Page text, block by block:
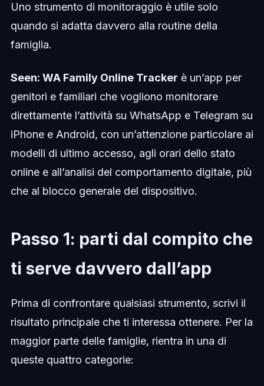
Uno strumento di monitoraggio è utile solo
quando si adatta davvero alla routine della
famiglia.
Seen: WA Family Online Tracker è un’app per
genitori e familiari che vogliono monitorare
direttamente l’attività su WhatsApp e Telegram su
iPhone e Android, con un’attenzione particolare ai
modelli di ultimo accesso, agli orari dello stato
online e all’analisi del comportamento digitale, più
che al blocco generale del dispositivo.
Passo 1: parti dal compito che
ti serve davvero dall’app
Prima di confrontare qualsiasi strumento, scrivi il
risultato principale che ti interessa ottenere. Per la
maggior parte delle famiglie, rientra in una di
queste quattro categorie: